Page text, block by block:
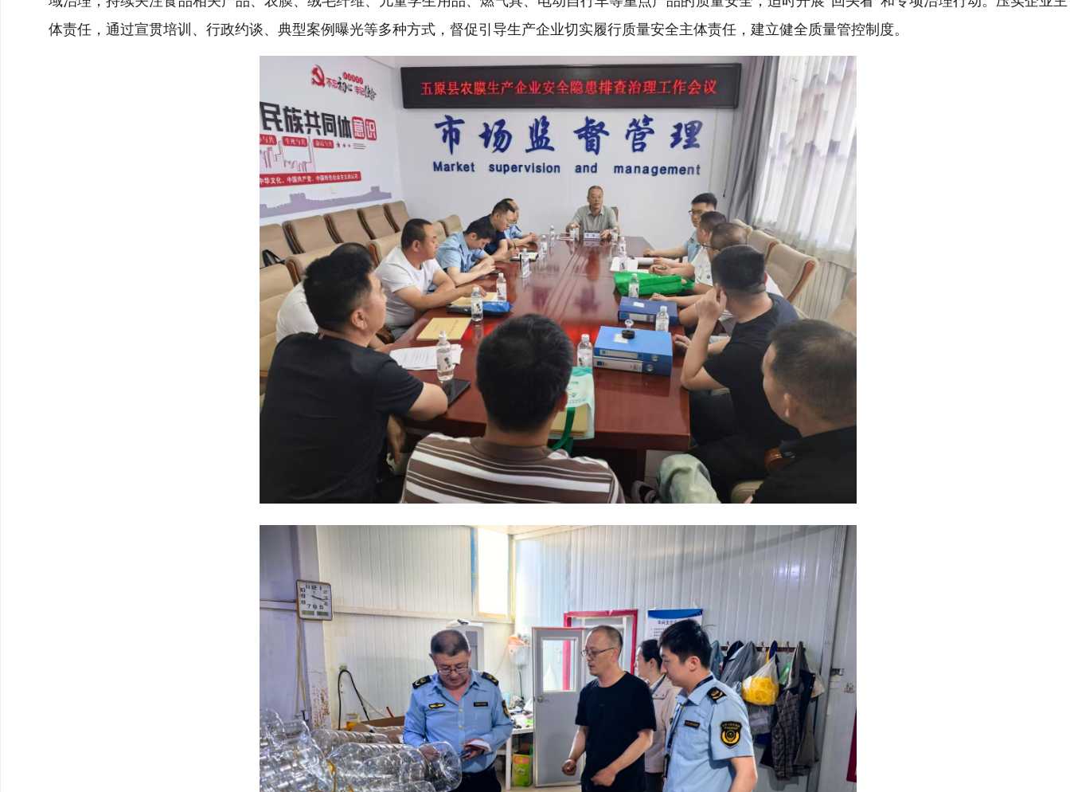
体责任，通过宣贯培训、行政约谈、典型案例曝光等多种方式，督促引导生产企业切实履行质量安全主体责任，建立健全质量管控制度。